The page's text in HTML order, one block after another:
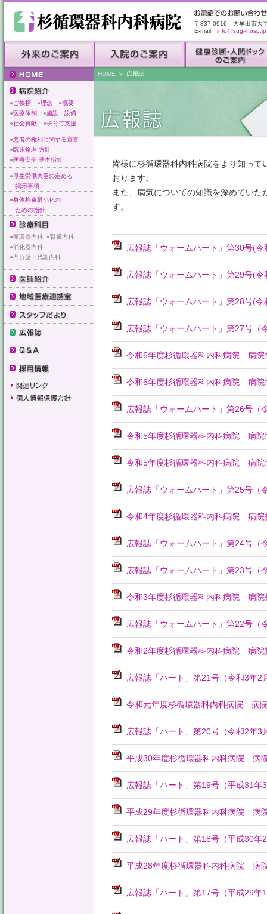
〒837-0916 大牟田市大
E-mail info@sugi-hosp.jp
HOME > 広報誌
● ご挨拶 ●理念 ●概要
●医療体制 ●施設・設備
●社会貢献 ●子育て支援
●患者の権利に関する宣言
●臨床倫理 方針
●医療安全 基本指針
●厚生労働大臣の定める
掲示事項
●身体拘束最小化の
ための指針
●循環器内科 ●腎臓内科
●消化器内科
●内分泌・代謝内科
皆様に杉循環器科内科病院をより知っ
おります。
また、病気についての知識を深めてい
す。
広報誌「ウォームハート」第30号(
広報誌「ウォームハート」第29号(
広報誌「ウォームハート」第28号(
広報誌「ウォームハート」第27号（
令和6年度杉循環器科内科病院 病
令和6年度杉循環器科内科病院 病
広報誌「ウォームハート」第26号（
令和5年度杉循環器科内科病院 病
令和5年度杉循環器科内科病院 病
広報誌「ウォームハート」第25号（
令和4年度杉循環器科内科病院 病院
広報誌「ウォームハート」第24号（
広報誌「ウォームハート」第23号（
令和3年度杉循環器科内科病院 病院
広報誌「ウォームハート」第22号（
令和2年度杉循環器科内科病院 病院
広報誌「ハート」第21号（令和3年2
令和元年度杉循環器科内科病院 病
広報誌「ハート」第20号（令和2年3
平成30年度杉循環器科内科病院 病
広報誌「ハート」第19号（平成31年
平成29年度杉循環器科内科病院 病
広報誌「ハート」第18号（平成30年
平成28年度杉循環器科内科病院 病
広報誌「ハート」第17号（平成29年